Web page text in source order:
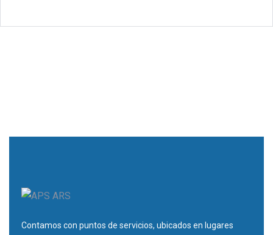
Contamos con puntos de servicios, ubicados en lugares